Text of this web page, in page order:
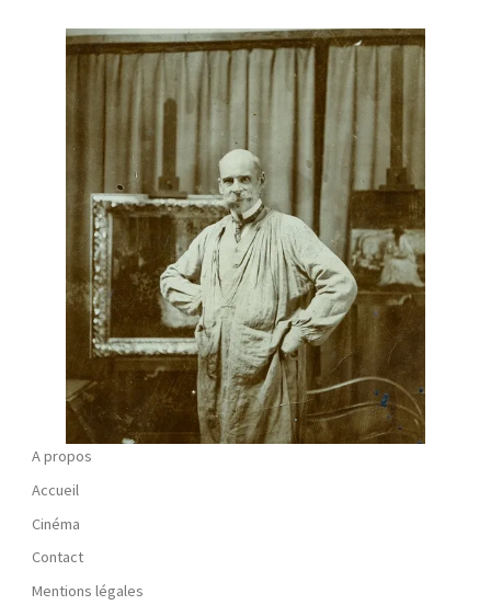
A propos
Accueil
Cinéma
Contact
Mentions légales